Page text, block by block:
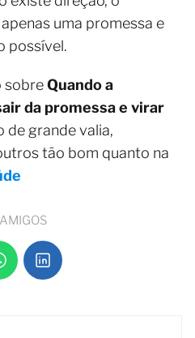
uma promessa e
possível.
sobreQuando a
da promessa e virar
de grande valia,
tão bom quanto na